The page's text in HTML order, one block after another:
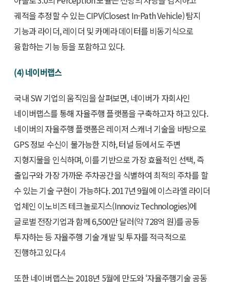
궤적을 추정할 수 있는 CIPV(Closest In-Path Vehicle) 탐지
기능과 라이더, 레이더 및 카메라 데이터를 비동기식으로
융합하는 기능 등을 포함하고 있다.
(4) 네이버랩스
국내 SW 기업의 움직임을 살펴보면, 네이버가 자회사인
네이버랩스를 통해 자율주행 플랫폼을 구축하고자 하고 있다.
네이버의 자율주행 플랫폼은 레이저 스캐너 기술을 바탕으로
GPS 정보 수신이 불가능한 지하, 터널 등에서도 주변
지형지물을 인식하며, 이를 기반으로 가장 효율적인 선택, 즉
출입구와 가장 가까운 주차공간을 식별하여 최적의 주차를 할
수 있는 기술 구현이 가능하다. 2017년 9월에 이스라엘 라이더
업체인 이노비즈 테크놀로지스(Innoviz Technologies)에
글로벌 전장기업과 함께 6,500만 달러(약 728억 원)를 공동
투자하는 등 자율주행 기술 개발 및 투자를 적극적으로
진행하고 있다.4
또한 네이버랩스는 2018년 5월에 만도와 ‘자율주행기술 공동